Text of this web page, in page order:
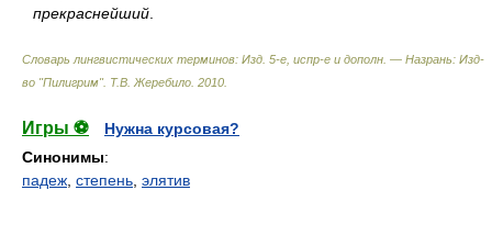
прекраснейший
Словарь лингвистических терминов: Изд. 5-е, испр-е и дополн. — Назрань: Изд-
во "Пилигрим". Т.В. Жеребило 2010
Игры ⚽
Нужна курсовая?
Синонимы:
падеж степень элятив